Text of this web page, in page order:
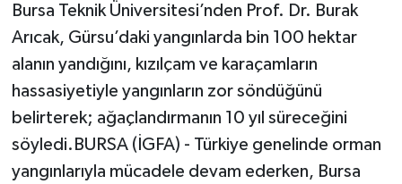
Bursa Teknik Üniversitesi’nden Prof. Dr. Burak
Arıcak, Gürsu’daki yangınlarda bin 100 hektar
alanın yandığını, kızılçam ve karaçamların
hassasiyetiyle yangınların zor söndüğünü
belirterek; ağaçlandırmanın 10 yıl süreceğini
söyledi.BURSA (İGFA) - Türkiye genelinde orman
yangınlarıyla mücadele devam ederken, Bursa